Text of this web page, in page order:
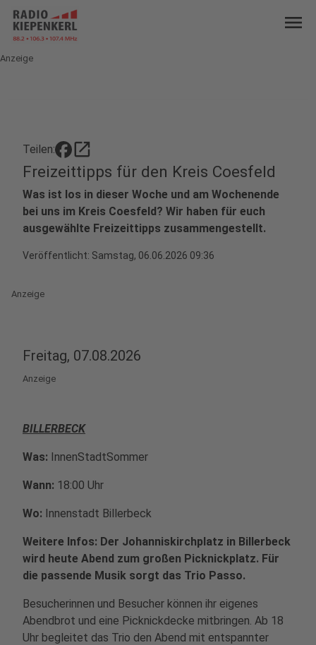
menu
Anzeige
Teilen: open_in_new
Freizeittipps für den Kreis Coesfeld
Was ist los in dieser Woche und am Wochenende
bei uns im Kreis Coesfeld? Wir haben für euch
ausgewählte Freizeittipps zusammengestellt.
Veröffentlicht: Samstag, 06.06.2026 09:36
Anzeige
Freitag, 07.08.2026
Anzeige
BILLERBECK
Was: InnenStadtSommer
Wann: 18:00 Uhr
Wo: Innenstadt Billerbeck
Weitere Infos: Der Johanniskirchplatz in Billerbeck
wird heute Abend zum großen Picknickplatz. Für
die passende Musik sorgt das Trio Passo.
Besucherinnen und Besucher können ihr eigenes
Abendbrot und eine Picknickdecke mitbringen. Ab 18
Uhr begleitet das Trio den Abend mit entspannter